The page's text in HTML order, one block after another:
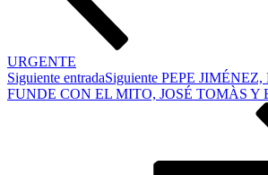
URGENTE
Siguiente entradaSiguiente PEPE JIMÉNEZ,
FUNDE CON EL MITO, JOSÉ TOMÀS Y